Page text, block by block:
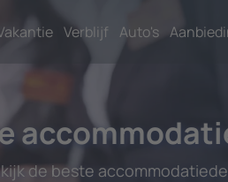
Verblijf Auto's
de beste